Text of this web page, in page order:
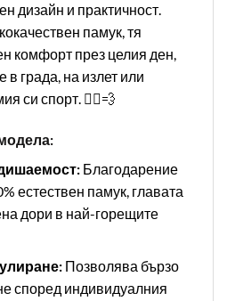
дизайн и практичност.
памук, тя
комфорт през целия ден,
в града, на излет или
си спорт. 🏃‍♂️💨
Благодарение
естествен памук, главата
дори в най-горещите
Позволява бързо
според индивидуалния